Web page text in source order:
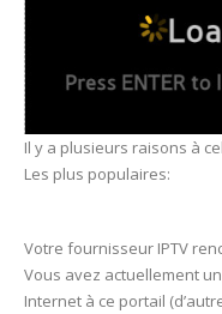
Il y a plusieurs raisons à
Les plus populaires:
Votre fournisseur IPTV
Vous avez actuellement
Internet à ce portail